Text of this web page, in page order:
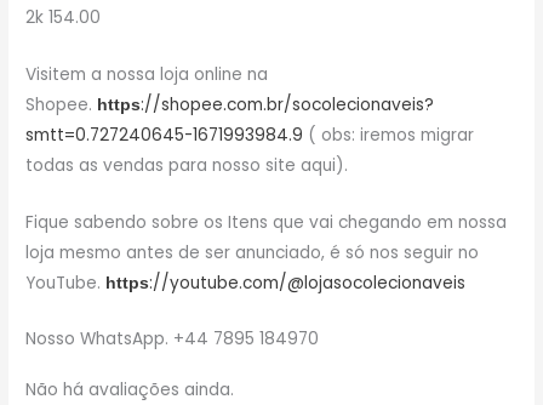
2k 154.00
Visitem a nossa loja online na
Shopee. https://shopee.com.br/socolecionaveis?
smtt=0.727240645-1671993984.9 ( obs: iremos migrar
todas as vendas para nosso site aqui).
Fique sabendo sobre os Itens que vai chegando em nossa
loja mesmo antes de ser anunciado, é só nos seguir no
YouTube. https://youtube.com/@lojasocolecionaveis
Nosso WhatsApp. +44 7895 184970
Não há avaliações ainda.